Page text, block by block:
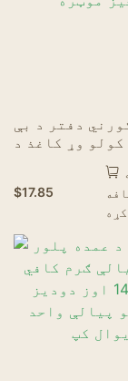
دفتر د بې
کولو وړ کاغذ د
سوداګرۍ دوه
$17.85
کړه